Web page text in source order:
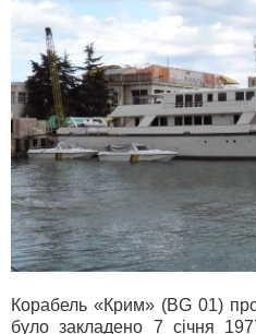
Корабель «Крим» (BG 01)
було закладено 7 січня